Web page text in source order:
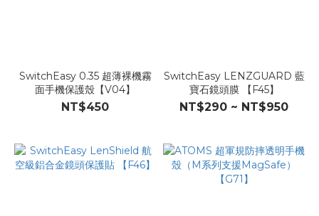
SwitchEasy 0.35 超薄裸機霧
面手機保護殼【V04】
NT$450
SwitchEasy LENZGUARD 藍
寶石鏡頭膜 【F45】
NT$290 ~ NT$950